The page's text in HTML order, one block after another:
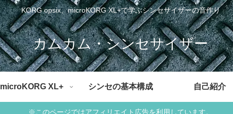
KORG opsix、microKORG XL+で学ぶシンセサイザーの音作り
カムカム・シンセサイザー
microKORG XL+ シンセの基本構成 自己紹介
※このページではアフィリエイト広告を利用しています。